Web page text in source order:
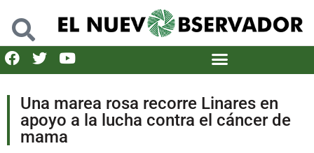
Una marea rosa recorre Linares en
apoyo a la lucha contra el cáncer de
mama